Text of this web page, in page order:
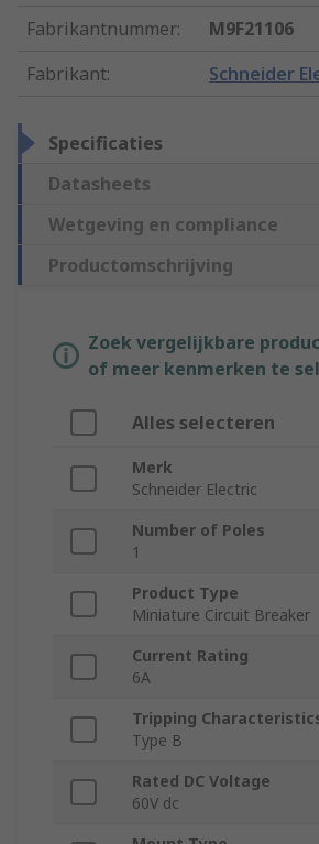
Fabrikantnummer:
M9F21106
Fabrikant: Schneider
Specificaties
Datasheets
Wetgeving en compliance
Productomschrijving
Zoek vergelijkbare
of meer kenmerken te
Alles selecteren
Merk
Schneider Electric
Number of Poles
1
Product Type
Miniature Circuit Breaker
Current Rating
6A
Tripping
Type B
Rated DC Voltage
60V dc